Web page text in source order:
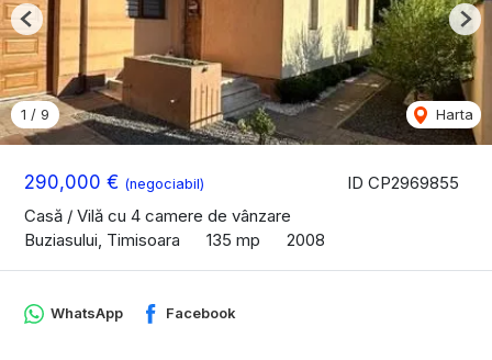
ID CP2969855
290,000 € (negociabil)
Casă / Vilă cu 4 camere de vânzare
Buziasului, Timisoara
135 mp 2008
1 / 9 Harta
Previous
WhatsApp Facebook